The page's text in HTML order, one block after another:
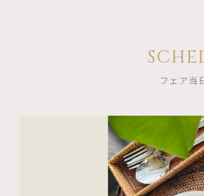
フェア当